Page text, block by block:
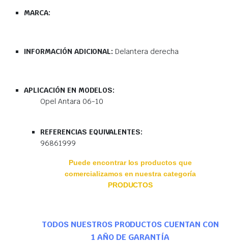
MARCA:
INFORMACIÓN ADICIONAL: Delantera derecha
APLICACIÓN EN MODELOS:
Opel Antara 06-10
REFERENCIAS EQUIVALENTES:
96861999
Puede encontrar los productos que
comercializamos en nuestra categoría
PRODUCTOS
TODOS NUESTROS PRODUCTOS CUENTAN CON
1 AÑO DE GARANTÍA